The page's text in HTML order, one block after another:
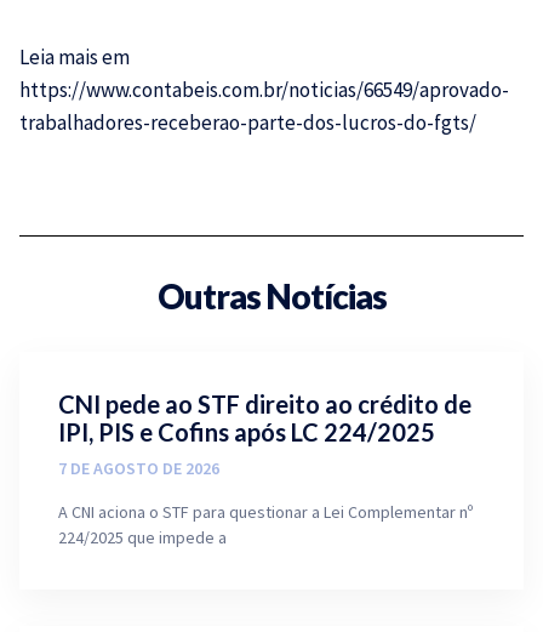
Leia mais em
https://www.contabeis.com.br/noticias/66549/aprovado-
trabalhadores-receberao-parte-dos-lucros-do-fgts/
Outras Notícias
CNI pede ao STF direito ao crédito de
IPI, PIS e Cofins após LC 224/2025
7 DE AGOSTO DE 2026
A CNI aciona o STF para questionar a Lei Complementar nº
224/2025 que impede a